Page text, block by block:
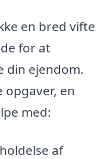
en bred vifte
for at
din ejendom.
opgaver, en
med:
af